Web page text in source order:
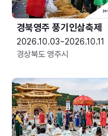
경북영주 풍기인삼축제
2026.10.03~2026.10.11
경상북도 영주시